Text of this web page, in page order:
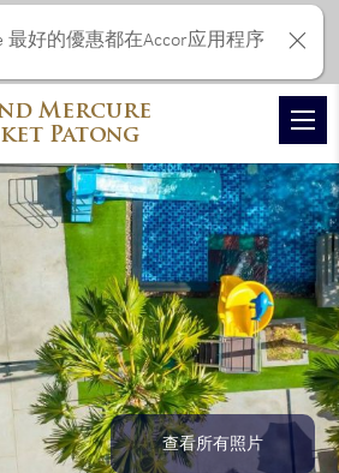
查看所有照片
Mercure
Patong
最好的優惠都在Accor应用程序